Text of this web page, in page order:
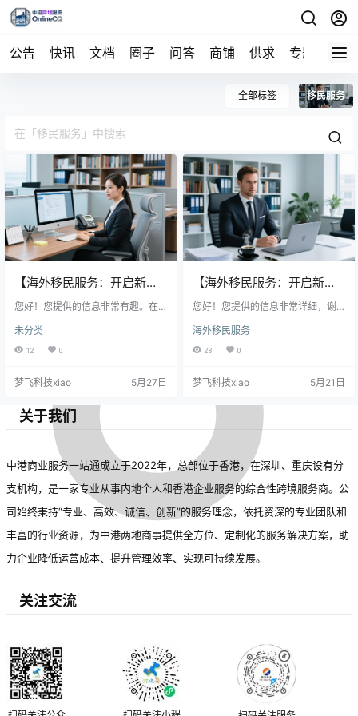
公告 快讯 文档 圈子 问答 商铺 供求 专题 导航
全部标签 移民服务
【海外移民服务：开启新生
活的关键一步】
您好！您提供的信息非常有趣。在
成为了许多人提升生活质量和实现
发展的选择。专业移民服务能有效
构需关注其信誉、资质及成功案
民，还可能带来长期的教育、职业
和社会福利等收益。借助专业支
持，移民过程更为安全高效，助力
开启新生活。
未分类
12 0
梦飞科技xiao 5月27日
【海外移民服务：开启新生
活的关键一步】
您好！您提供的信息非常详细，谢
个人提供了更多选择和便利，但同
时也要求消费者具备一定的辨别能
海外移民服务
28 0
梦飞科技xiao 5月21日
关于我们
中港商业服务一站通成立于2022年，总部位于香港，在深圳、重庆设有分
支机构，是一家专业从事内地个人和香港企业服务的综合性跨境服务商。公
司始终秉持“专业、高效、诚信、创新”的服务理念，依托资深的专业团队和
丰富的行业资源，为中港两地商事提供全方位、定制化的服务解决方案，助
力企业降低运营成本、提升管理效率、实现可持续发展。
关注交流